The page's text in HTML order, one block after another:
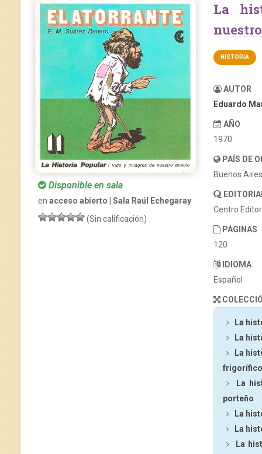
Disponible en sala
en acceso abierto | Sala Raúl Echegaray
(Sin calificación)
La historia popular. Vida y milagros de
HISTORIA
AUTOR
Eduardo
AÑO
1970
PAÍS DE
Buenos
Centro
PÁGINAS
120
IDIOMA
Español
La
La
La
La
porteño
La
La
La